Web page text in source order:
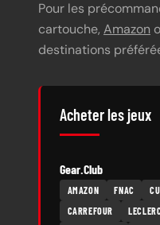
Pour les
cartouche, Amazon
destinations
Acheter les jeux
Gear.Club
AMAZON FNAC
CARREFOUR